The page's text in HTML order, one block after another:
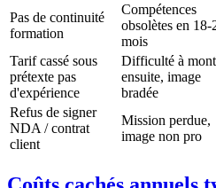
Pas de continuité
formation
Compétences
obsolètes en 18-
mois
Tarif cassé sous
prétexte pas
d'expérience
Difficulté à
ensuite, image
bradée
Refus de signer
NDA / contrat
client
Mission perdue,
image non pro